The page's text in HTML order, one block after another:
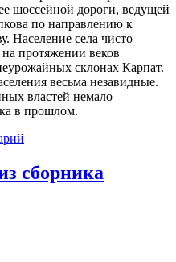
шоссейной дороги, ведущей
по направлению к
Население села чисто
на протяжении веков
склонах Карпат.
весьма незавидные.
властей немало
в прошлом.
сборника